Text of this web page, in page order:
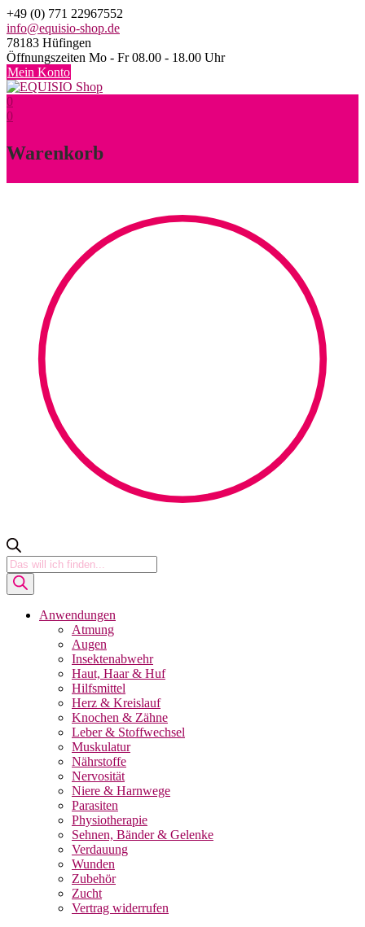
Skip
to
content
+49 (0) 771 22967552
info@equisio-shop.de
78183 Hüfingen
Öffnungszeiten Mo - Fr 08.00 - 18.00 Uhr
Mein Konto
0
0
Warenkorb
Products
search
Anwendungen
Atmung
Augen
Insektenabwehr
Haut, Haar & Huf
Hilfsmittel
Herz & Kreislauf
Knochen & Zähne
Leber & Stoffwechsel
Muskulatur
Nährstoffe
Nervosität
Niere & Harnwege
Parasiten
Physiotherapie
Sehnen, Bänder & Gelenke
Verdauung
Wunden
Zubehör
Zucht
Vertrag widerrufen